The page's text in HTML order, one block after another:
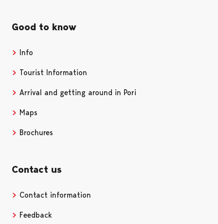
Good to know
Info
Tourist Information
Arrival and getting around in Pori
Maps
Brochures
Contact us
Contact information
Feedback